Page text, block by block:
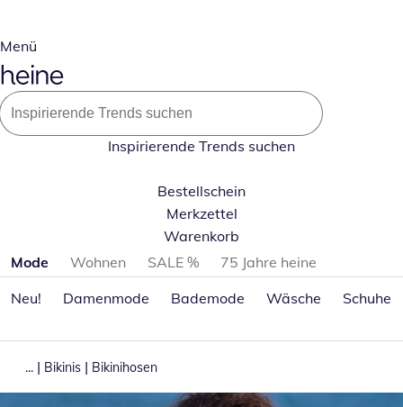
Menü
Inspirierende Trends suchen
Bestellschein
Merkzettel
Warenkorb
Produktkategorien überspringen
Mode Wohnen SALE %
75 Jahre heine
Neu!
Damenmode Bademode Wäsche Schuhe
... | Bikinis | Bikinihosen